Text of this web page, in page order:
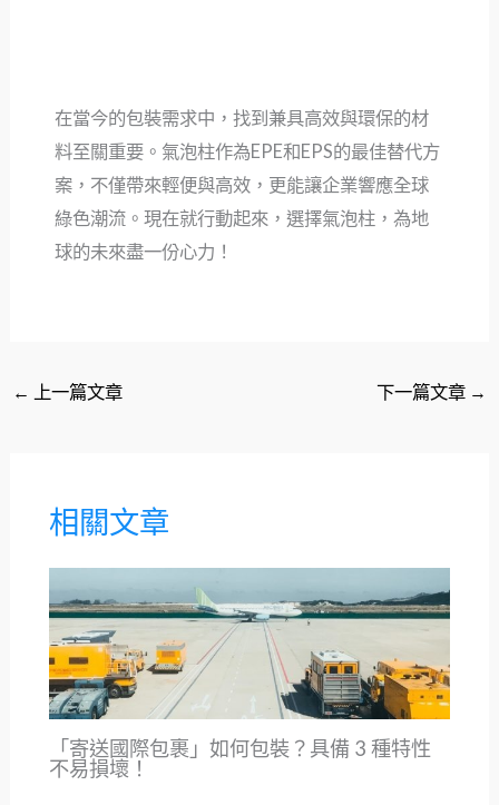
在當今的包裝需求中，找到兼具高效與環保的材
料至關重要。氣泡柱作為EPE和EPS的最佳替代方
案，不僅帶來輕便與高效，更能讓企業響應全球
綠色潮流。現在就行動起來，選擇氣泡柱，為地
球的未來盡一份心力！
← 上一篇文章 下一篇文章 →
相關文章
「寄送國際包裹」如何包裝？具備 3 種特性
不易損壞！